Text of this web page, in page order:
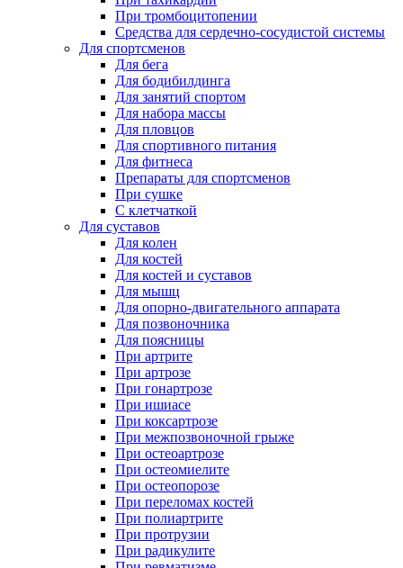
При тромбоцитопении
Средства для сердечно-сосудистой системы
Для спортсменов
Для бега
Для бодибилдинга
Для занятий спортом
Для набора массы
Для пловцов
Для спортивного питания
Для фитнеса
Препараты для спортсменов
При сушке
С клетчаткой
Для суставов
Для колен
Для костей
Для костей и суставов
Для мышц
Для опорно-двигательного аппарата
Для позвоночника
Для поясницы
При артрите
При артрозе
При гонартрозе
При ишиасе
При коксартрозе
При межпозвоночной грыже
При остеоартрозе
При остеомиелите
При остеопорозе
При переломах костей
При полиартрите
При протрузии
При радикулите